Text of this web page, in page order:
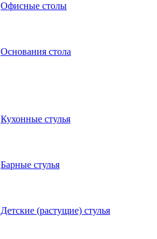
Офисные столы
Основания стола
Кухонные стулья
Барные стулья
Детские (растущие) стулья